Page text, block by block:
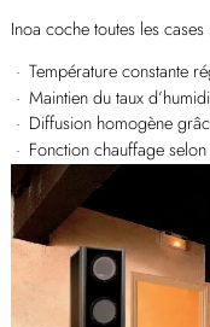
Inoa coche toutes les cases
Température constante
Maintien du taux
Diffusion homogène
Fonction chauffage